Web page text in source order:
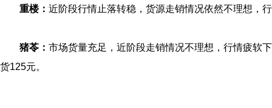
重楼： 近阶段行情止落转稳，货源走销情况依然不理想，
猪苓： 市场货量充足，近阶段走销情况不理想，行情疲软
货125元。